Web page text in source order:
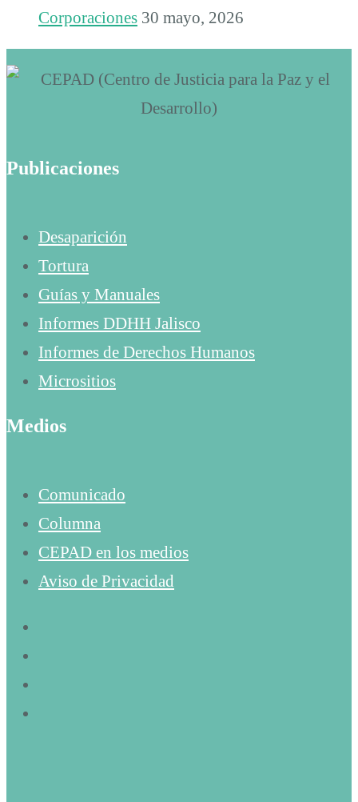
Corporaciones 30 mayo, 2026
Publicaciones
Desaparición
Tortura
Guías y Manuales
Informes DDHH Jalisco
Informes de Derechos Humanos
Micrositios
Medios
Comunicado
Columna
CEPAD en los medios
Aviso de Privacidad